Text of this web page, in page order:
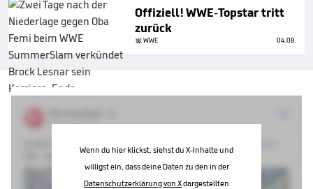
Offiziell! WWE-Topstar tritt
zurück
WWE 04.08.
Wenn du hier klickst, siehst du X-Inhalte und
willigst ein, dass deine Daten zu den in der
Datenschutzerklärung von Xdargestellten